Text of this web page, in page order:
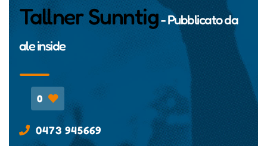
Tallner Sunntig- Pubblicato da
ale inside
0
0473 945669